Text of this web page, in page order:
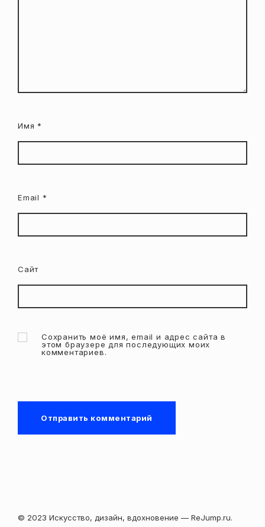
Имя *
Email *
Сайт
Сохранить моё имя, email и адрес сайта в
этом браузере для последующих моих
комментариев.
© 2023 Искусство, дизайн, вдохновение — ReJump.ru.